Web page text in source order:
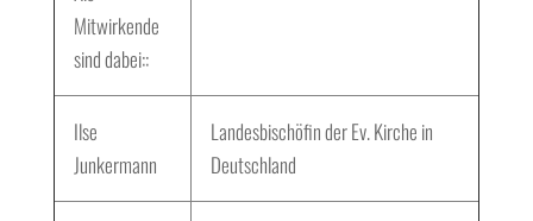
Mitwirkende
sind dabei::
Ilse
Junkermann
Landesbischöfin der Ev. Kirche in
Deutschland